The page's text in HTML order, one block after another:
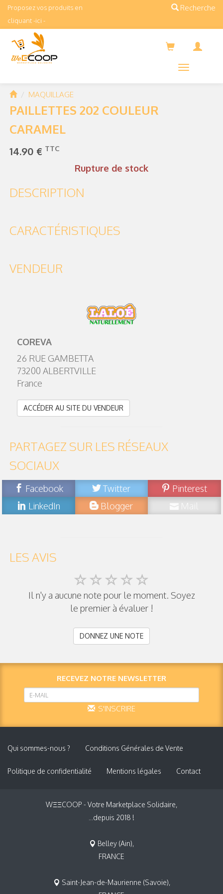
Proposez vos produits en
cliquant -ici -
Recherche
Menus
MAQUILLAGE
PAILLETTES 202 COULEUR
CARAMEL
14.90 € TTC
Rupture de stock
DESCRIPTION
CARACTÉRISTIQUES
VENDEUR
COREVA
26 RUE GAMBETTA
73200 ALBERTVILLE
France
ACCÉDER AU SITE DU VENDEUR
PARTAGEZ SUR LES RÉSEAUX
SOCIAUX
Facebook Twitter
Pinterest
LinkedIn
Blogger Mail
LES AVIS
Il n'y a aucune note pour le moment. Soyez
le premier à évaluer !
DONNEZ UNE NOTE
RECEVEZ NOTRE NEWSLETTER
S'INSCRIRE
Qui sommes-nous ? Conditions Générales de Vente
Politique de confidentialité Mentions légales Contact
WΞΞCOOP - Votre Marketplace Solidaire,
...depuis 2018 !
Belley (Ain),
FRANCE
Saint-Jean-de-Maurienne (Savoie),